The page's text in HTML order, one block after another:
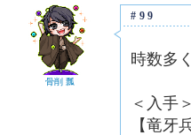
骨削 瓢
#99
時数多
＜入手
【竜牙